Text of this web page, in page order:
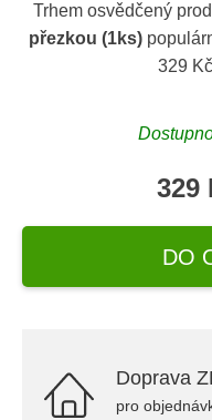
Trhem osvědčený
přezkou (1ks)
329
329
DO
Doprava
pro